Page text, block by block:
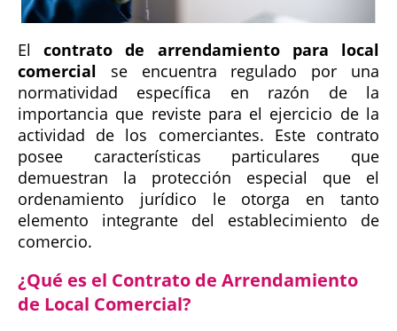
Elcontrato de arrendamiento para local
comercial se encuentra regulado por una
normatividad específica en razón de la
importancia que reviste para el ejercicio de la
actividad de los comerciantes. Este contrato
posee características particulares que
demuestran la protección especial que el
ordenamiento jurídico le otorga en tanto
elemento integrante del establecimiento de
comercio.
¿Qué es el Contrato de Arrendamiento
de Local Comercial?